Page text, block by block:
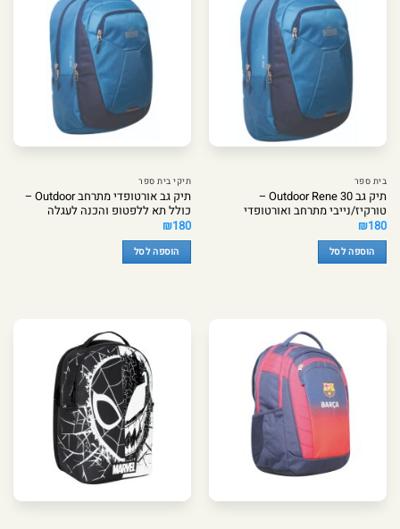
בית ספר
תיק גב Outdoor Rene 30 –
טורקיז/נייבי מתרחב ואורטופדי
₪180
הוספה לסל
תיקי בית ספר
תיק גב אורטופדי מתרחב Outdoor –
כולל תא ללפטופ והכנה לעגלה
₪180
הוספה לסל